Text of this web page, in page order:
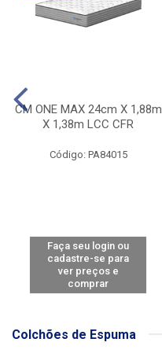
CM ONE MAX 24cm X 1,88m
X 1,38m LCC CFR
Código: PA84015
Faça seu login ou
cadastre-se para
ver preços e
comprar
Colchões de Espuma